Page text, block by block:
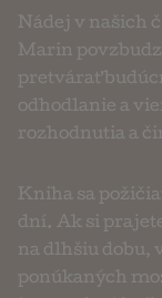
Nádej v našich
Marin
pretvárať
odhodlanie a
rozhodnutia a
Kniha sa
dní. Ak si
na dlhšiu dobu,
ponúkaných